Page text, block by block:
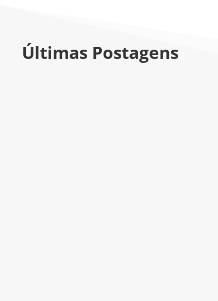
Últimas Postagens